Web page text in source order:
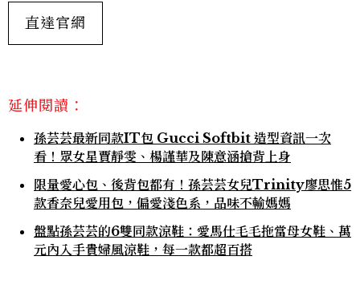
直達官網
延伸閱讀：
孫芸芸最新同款IT包 Gucci Softbit 造型資訊一次
看！眾女星賈靜雯、楊謹華及陳意涵搶背上身
限量愛心包、後背包都有！孫芸芸女兒Trinity廖思惟5
款香奈兒愛用包，偏愛淺色系，品味不輸媽媽
盤點孫芸芸的6雙同款涼鞋：愛馬仕毛毛拖當母女鞋、萬
元內入手貴婦風涼鞋，每一款都超百搭